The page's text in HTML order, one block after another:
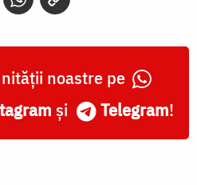
noastre pe
și Telegram!